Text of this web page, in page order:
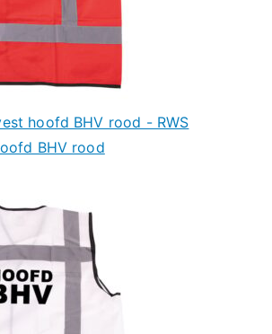
hoofd BHV rood - RWS
BHV rood